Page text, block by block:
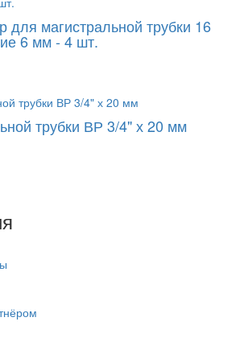
для магистральной трубки 16
6 мм - 4 шт.
трубки ВР 3/4" х 20 мм